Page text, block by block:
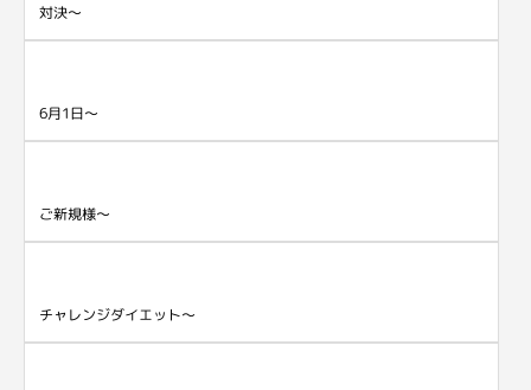
対決～
6月1日～
ご新規様～
チャレンジダイエット～